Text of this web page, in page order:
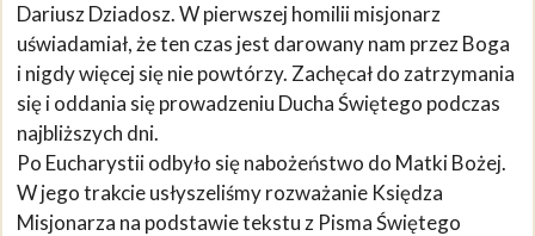
Dariusz Dziadosz. W pierwszej homilii misjonarz
uświadamiał, że ten czas jest darowany nam przez Boga
i nigdy więcej się nie powtórzy. Zachęcał do zatrzymania
się i oddania się prowadzeniu Ducha Świętego podczas
najbliższych dni.
Po Eucharystii odbyło się nabożeństwo do Matki Bożej.
W jego trakcie usłyszeliśmy rozważanie Księdza
Misjonarza na podstawie tekstu z Pisma Świętego